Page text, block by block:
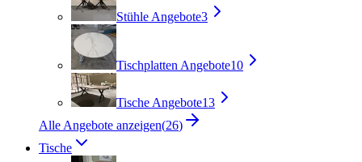
Stühle Angebote3
Tischplatten Angebote10
Tische Angebote13
Alle Angebote anzeigen(26)
Tische